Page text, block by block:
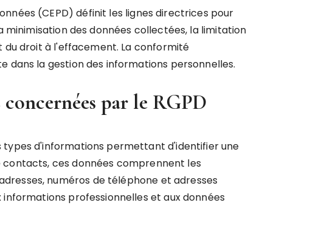
(CEPD) définit les lignes directrices pour
minimisation des données collectées, la limitation
droit à l'effacement. La conformité
dans la gestion des informations personnelles.
par le RGPD
types d'informations permettant d'identifier une
ces données comprennent les
numéros de téléphone et adresses
professionnelles et aux données